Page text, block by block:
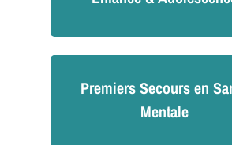
Premiers Secours en
Mentale